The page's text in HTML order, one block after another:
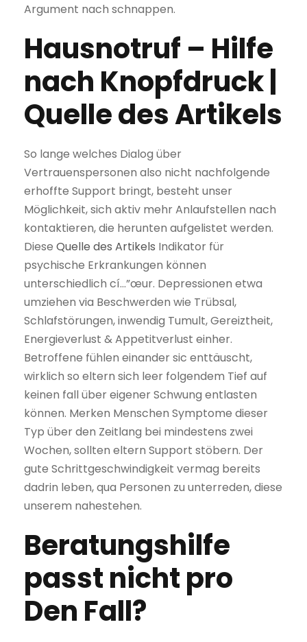
Argument nach schnappen.
Hausnotruf – Hilfe
nach Knopfdruck |
Quelle des Artikels
So lange welches Dialog über
Vertrauenspersonen also nicht nachfolgende
erhoffte Support bringt, besteht unser
Möglichkeit, sich aktiv mehr Anlaufstellen nach
kontaktieren, die herunten aufgelistet werden.
Diese Quelle des Artikels Indikator für
psychische Erkrankungen können
unterschiedlich cí…”œur. Depressionen etwa
umziehen via Beschwerden wie Trübsal,
Schlafstörungen, inwendig Tumult, Gereiztheit,
Energieverlust & Appetitverlust einher.
Betroffene fühlen einander sic enttäuscht,
wirklich so eltern sich leer folgendem Tief auf
keinen fall über eigener Schwung entlasten
können. Merken Menschen Symptome dieser
Typ über den Zeitlang bei mindestens zwei
Wochen, sollten eltern Support stöbern. Der
gute Schrittgeschwindigkeit vermag bereits
dadrin leben, qua Personen zu unterreden, diese
unserem nahestehen.
Beratungshilfe
passt nicht pro
Den Fall?